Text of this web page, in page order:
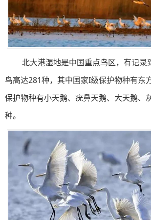
北大港湿地是中国重点鸟区，有记录
鸟高达281种，其中国家I级保护物种有东
保护物种有小天鹅、疣鼻天鹅、大天鹅、
种。